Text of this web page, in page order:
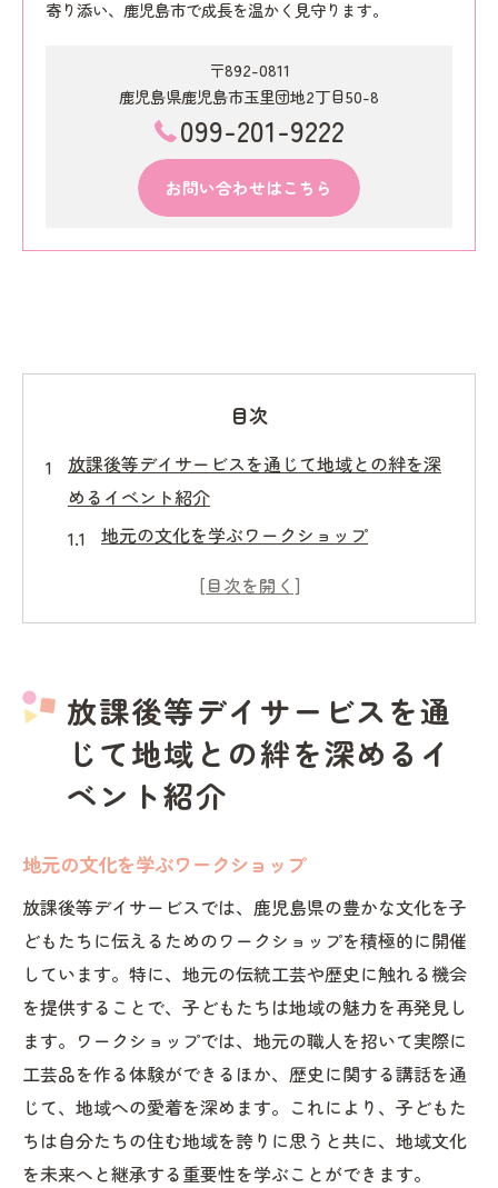
寄り添い、鹿児島市で成長を温かく見守ります。
〒892-0811
鹿児島県鹿児島市玉里団地2丁目50-8
099-201-9222
お問い合わせはこちら
目次
放課後等デイサービスを通じて地域との絆を深
めるイベント紹介
地元の文化を学ぶワークショップ
地域住民と連携したボランティア活動
地域の伝統工芸を体験する機会
鹿児島県の自然を活かした放課後等デイサービ
スの魅力
鹿児島の自然を巡る遠足プログラム
地元の自然をテーマにしたアート活動
アウトドア活動で育むチームワーク
自然環境を守るためのエコ活動
自然災害に備える防災訓練
親子で楽しむ！放課後等デイサービスのユニー
クなイベントの詳細
親子で参加するクッキング教室
家族向けのスポーツ大会
放課後等デイサービスを通
じて地域との絆を深めるイ
ベント紹介
地元の文化を学ぶワークショップ
放課後等デイサービスでは、鹿児島県の豊かな文化を子
どもたちに伝えるためのワークショップを積極的に開催
しています。特に、地元の伝統工芸や歴史に触れる機会
を提供することで、子どもたちは地域の魅力を再発見し
ます。ワークショップでは、地元の職人を招いて実際に
工芸品を作る体験ができるほか、歴史に関する講話を通
じて、地域への愛着を深めます。これにより、子どもた
ちは自分たちの住む地域を誇りに思うと共に、地域文化
を未来へと継承する重要性を学ぶことができます。